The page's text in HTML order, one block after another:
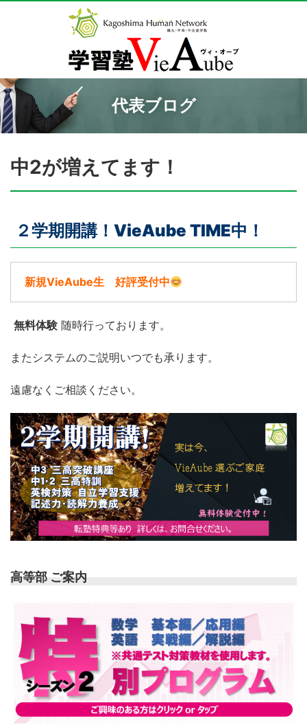
代表ブログ
中2が増えてます！
２学期開講！VieAube TIME中！
新規VieAube生 好評受付中
無料体験 随時行っております。
またシステムのご説明いつでも承ります。
遠慮なくご相談ください。
高等部 ご案内